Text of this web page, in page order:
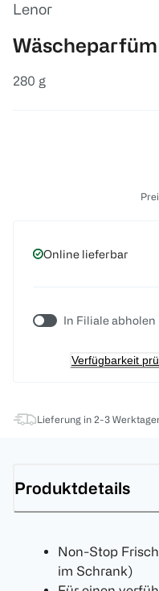
Lenor
280 g
Online lieferbar
In Filiale abholen
Verfügbarkeit
Lieferung in 2-3
Produktdetails
Non-Stop
im Schrank)